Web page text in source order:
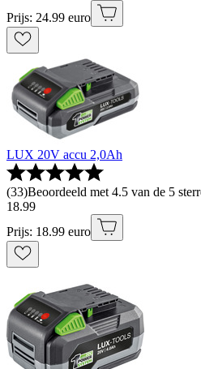
Prijs: 24.99 euro
LUX 20V accu 2,0Ah
(33)Beoordeeld met 4.5 van de 5
18.99
Prijs: 18.99 euro